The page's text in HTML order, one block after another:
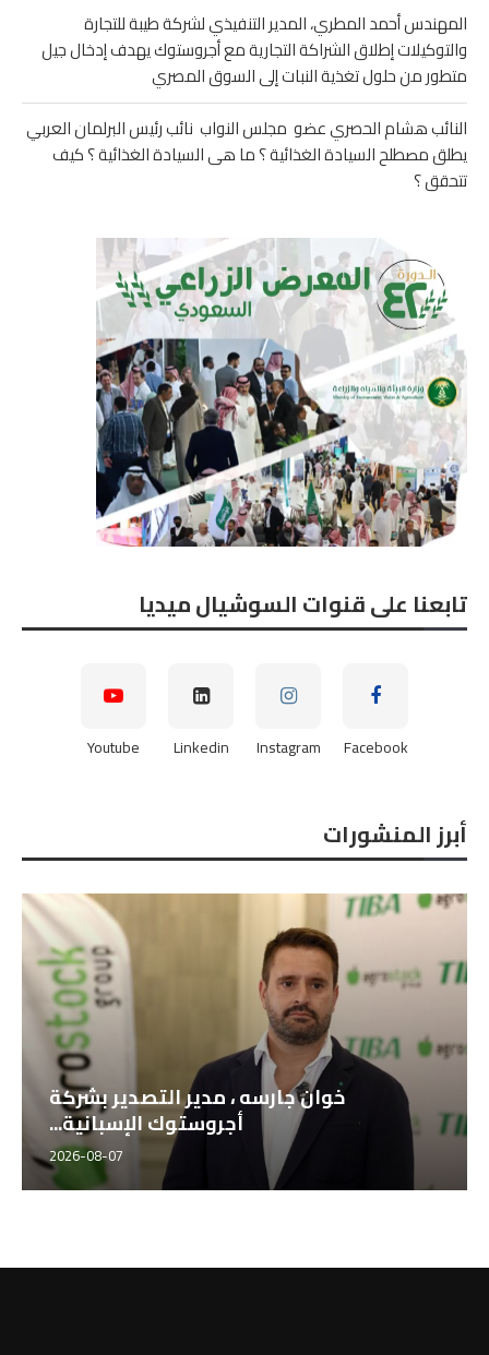
المهندس أحمد المطري، المدير التنفيذي لشركة طيبة للتجارة
والتوكيلات إطلاق الشراكة التجارية مع أجروستوك يهدف إدخال جيل
متطور من حلول تغذية النبات إلى السوق المصري
النائب هشام الحصري عضو مجلس النواب نائب رئيس البرلمان العربي
يطلق مصطلح السيادة الغذائية ؟ ما هى السيادة الغذائية ؟ كيف
تتحقق ؟
تابعنا على قنوات السوشيال ميديا
Facebook
Instagram
Linkedin
Youtube
أبرز المنشورات
خوان جارسه ، مدير التصدير بشركة
أجروستوك الإسبانية...
2026-08-07